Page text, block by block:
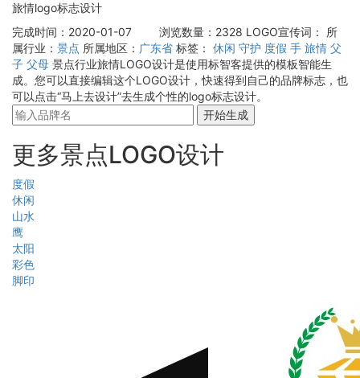
旅情logo标志设计
完成时间：2020-01-07
浏览数量：2328 LOGO宣传词：
所
属行业： 景点 所属地区： 广东省 标签： 休闲 守护 度假 手 旅情 父
子 父母 景点行业旅情LOGO设计是使用标智客提供的模板智能生
成。您可以直接编辑这个LOGO设计，快速得到自己的品牌标志，也
可以点击“马上去设计”去生成个性的logo标志设计。
开始生成
更多景点LOGO设计
度假
休闲
山水
鹰
太阳
彩色
脚印